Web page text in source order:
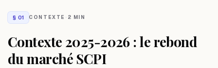
§ 01 CONTEXTE · 2 MIN
Contexte 2025-2026 : le rebond
du marché SCPI